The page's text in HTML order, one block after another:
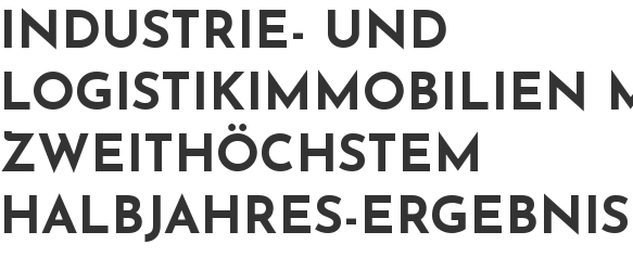
INDUSTRIE- UND
LOGISTIKIMMOBILIEN
ZWEITHÖCHSTEM
HALBJAHRES-ERGEBNIS